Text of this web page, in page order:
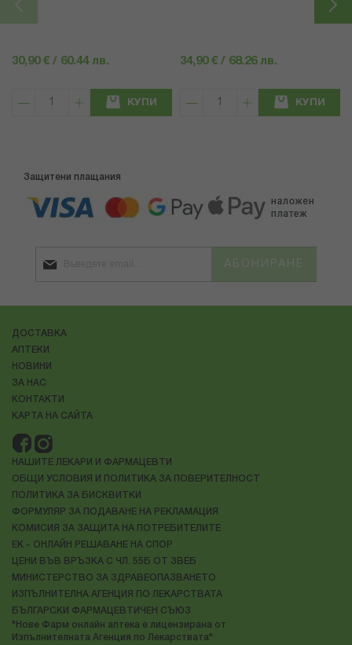
30,90 € / 60.44 лв.
КУПИ
34,90 € / 68.26 лв.
КУПИ
Защитени плащания
АБОНИРАНЕ
ДОСТАВКА
АПТЕКИ
НОВИНИ
ЗА НАС
КОНТАКТИ
КАРТА НА САЙТА
НАШИТЕ ЛЕКАРИ И ФАРМАЦЕВТИ
ОБЩИ УСЛОВИЯ И ПОЛИТИКА ЗА ПОВЕРИТЕЛНОСТ
ПОЛИТИКА ЗА БИСКВИТКИ
ФОРМУЛЯР ЗА ПОДАВАНЕ НА РЕКЛАМАЦИЯ
КОМИСИЯ ЗА ЗАЩИТА НА ПОТРЕБИТЕЛИТЕ
ЕК - ОНЛАЙН РЕШАВАНЕ НА СПОР
ЦЕНИ ВЪВ ВРЪЗКА С ЧЛ. 55Б ОТ ЗВЕБ
МИНИСТЕРСТВО ЗА ЗДРАВЕОПАЗВАНЕТО
ИЗПЪЛНИТЕЛНА АГЕНЦИЯ ПО ЛЕКАРСТВАТА
БЪЛГАРСКИ ФАРМАЦЕВТИЧЕН СЪЮЗ
"Нове Фарм онлайн аптека е лицензирана от
Изпълнителната Агенция по Лекарствата"